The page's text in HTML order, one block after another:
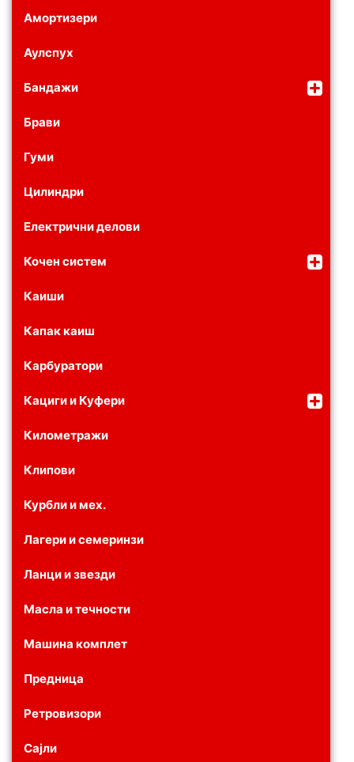
Амортизери
Аулспух
Бандажи
Брави
Гуми
Цилиндри
Електрични делови
Кочен систем
Каиши
Капак каиш
Карбуратори
Кациги и Куфери
Километражи
Клипови
Курбли и мех.
Лагери и семеринзи
Ланци и звезди
Масла и течности
Машина комплет
Предница
Ретровизори
Сајли